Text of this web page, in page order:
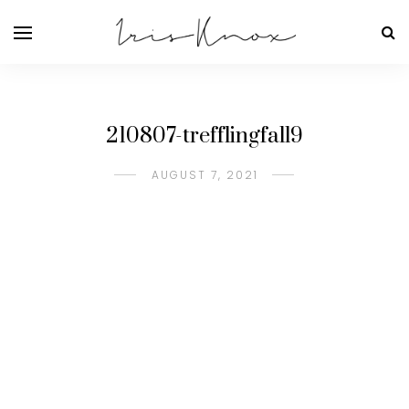
210807-trefflingfall9
AUGUST 7, 2021